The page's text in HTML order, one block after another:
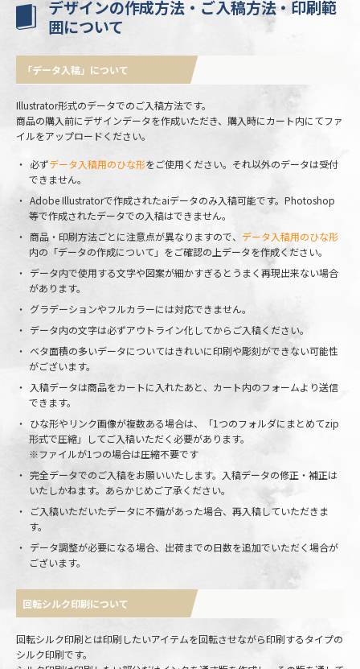
デザインの作成方法・ご入稿方法・印刷範
囲について
「データ入稿」について
Illustrator形式のデータでのご入稿方法です。
商品の購入前にデザインデータを作成いただき、購入時にカート内にてファ
イルをアップロードください。
必ずデータ入稿用のひな形をご使用ください。それ以外のデータは受付
できません。
Adobe Illustratorで作成されたaiデータのみ入稿可能です。Photoshop
等で作成されたデータでの入稿はできません。
商品・印刷方法ごとに注意点が異なりますので、 データ入稿用のひな形
内の「データの作成について」をご確認の上データを作成ください。
データ内で使用する文字や図案が細かすぎるとうまく再現出来ない場合
があります。
グラデーションやフルカラーには対応できません。
データ内の文字は必ずアウトライン化してからご入稿ください。
ベタ面積の多いデータについてはきれいに印刷や彫刻ができない可能性
がございます。
入稿データは商品をカートに入れたあと、カート内のフォームより送信
できます。
ひな形やリンク画像が複数ある場合は、「1つのフォルダにまとめてzip
形式で圧縮」してご入稿いただく必要があります。
※ファイルが1つの場合は圧縮不要です
完全データでのご入稿をお願いいたします。入稿データの修正・補正は
いたしかねます。あらかじめご了承ください。
ご入稿いただいたデータに不備があった場合、再入稿していただきま
す。
データ調整が必要になる場合、出荷までの日数を追加でいただく場合が
ございます。
回転シルク印刷について
回転シルク印刷とは印刷したいアイテムを回転させながら印刷するタイプの
シルク印刷です。